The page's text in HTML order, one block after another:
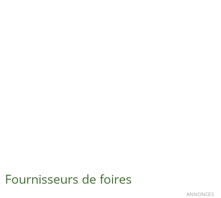
Fournisseurs de foires
ANNONCES